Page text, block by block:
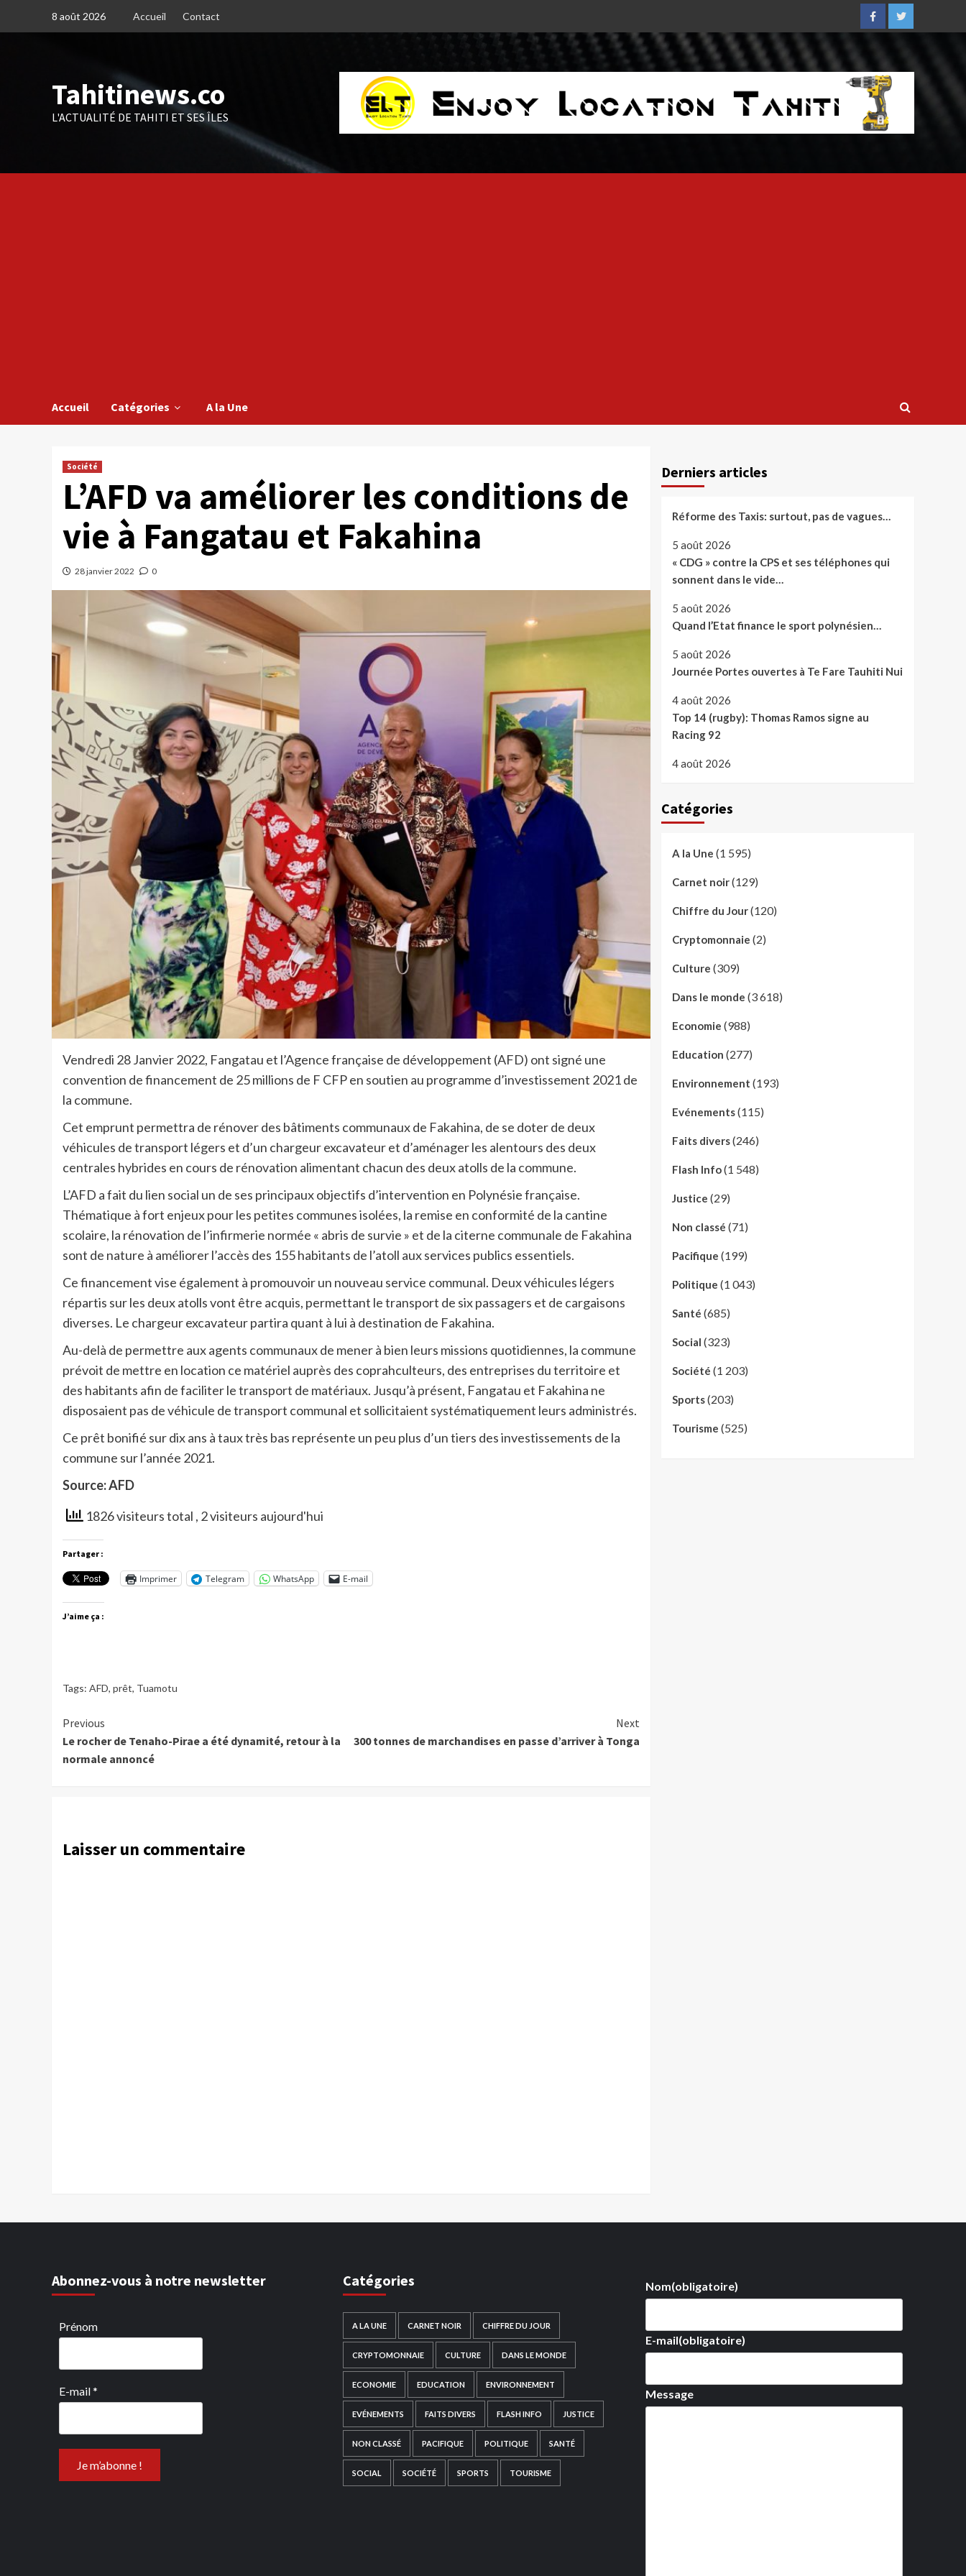
8 août 2026 Accueil Contact
FacebookTwitter
Tahitinews.co
L'ACTUALITÉ DE TAHITI ET SES ÎLES
Accueil Catégories A la Une
Société
L’AFD va améliorer les conditions de
vie à Fangatau et Fakahina
28 janvier 2022 0
Vendredi 28 Janvier 2022, Fangatau et l’Agence française de développement (AFD) ont signé une
convention de financement de 25 millions de F CFP en soutien au programme d’investissement 2021 de
la commune.
Cet emprunt permettra de rénover des bâtiments communaux de Fakahina, de se doter de deux
véhicules de transport légers et d’un chargeur excavateur et d’aménager les alentours des deux
centrales hybrides en cours de rénovation alimentant chacun des deux atolls de la commune.
L’AFD a fait du lien social un de ses principaux objectifs d’intervention en Polynésie française.
Thématique à fort enjeux pour les petites communes isolées, la remise en conformité de la cantine
scolaire, la rénovation de l’infirmerie normée « abris de survie » et de la citerne communale de Fakahina
sont de nature à améliorer l’accès des 155 habitants de l’atoll aux services publics essentiels.
Ce financement vise également à promouvoir un nouveau service communal. Deux véhicules légers
répartis sur les deux atolls vont être acquis, permettant le transport de six passagers et de cargaisons
diverses. Le chargeur excavateur partira quant à lui à destination de Fakahina.
Au-delà de permettre aux agents communaux de mener à bien leurs missions quotidiennes, la commune
prévoit de mettre en location ce matériel auprès des coprahculteurs, des entreprises du territoire et
des habitants afin de faciliter le transport de matériaux. Jusqu’à présent, Fangatau et Fakahina ne
disposaient pas de véhicule de transport communal et sollicitaient systématiquement leurs administrés.
Ce prêt bonifié sur dix ans à taux très bas représente un peu plus d’un tiers des investissements de la
commune sur l’année 2021.
Source: AFD
1826 visiteurs total , 2 visiteurs aujourd'hui
Partager :
Imprimer Telegram WhatsApp E-mail
J’aime ça :
Tags: AFD, prêt, Tuamotu
Continue
Reading
Previous
Le rocher de Tenaho-Pirae a été dynamité, retour à la
normale annoncé
Next
300 tonnes de marchandises en passe d’arriver à Tonga
Laisser un commentaire
Derniers articles
Réforme des Taxis: surtout, pas de vagues…
5 août 2026
« CDG » contre la CPS et ses téléphones qui
sonnent dans le vide…
5 août 2026
Quand l’Etat finance le sport polynésien…
5 août 2026
Journée Portes ouvertes à Te Fare Tauhiti Nui
4 août 2026
Top 14 (rugby): Thomas Ramos signe au
Racing 92
4 août 2026
Catégories
A la Une (1 595)
Carnet noir(129)
Chiffre du Jour(120)
Cryptomonnaie (2)
Culture (309)
Dans le monde (3 618)
Economie (988)
Education (277)
Environnement (193)
Evénements(115)
Faits divers(246)
Flash Info(1 548)
Justice (29)
Non classé (71)
Pacifique (199)
Politique (1 043)
Santé (685)
Social (323)
Société (1 203)
Sports(203)
Tourisme (525)
Abonnez-vous à notre newsletter
Prénom
E-mail*
Catégories
A LA UNE CARNET NOIR CHIFFRE DU JOUR
CRYPTOMONNAIE CULTURE DANS LE MONDE
ECONOMIE EDUCATION ENVIRONNEMENT
EVÉNEMENTS FAITS DIVERS FLASH INFO JUSTICE
NON CLASSÉ PACIFIQUE POLITIQUE SANTÉ
SOCIAL SOCIÉTÉ SPORTS TOURISME
Nom(obligatoire)
E-mail(obligatoire)
Message